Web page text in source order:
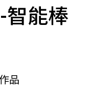
智能棒
品